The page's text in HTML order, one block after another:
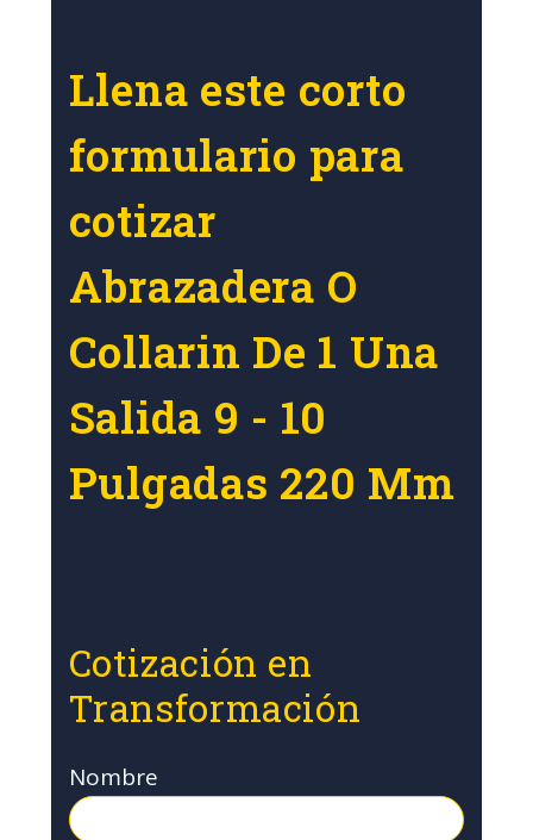
Llena este corto
formulario para
cotizar
Abrazadera O
Collarin De 1 Una
Salida 9 - 10
Pulgadas 220 Mm
Cotización en
Transformación
Nombre